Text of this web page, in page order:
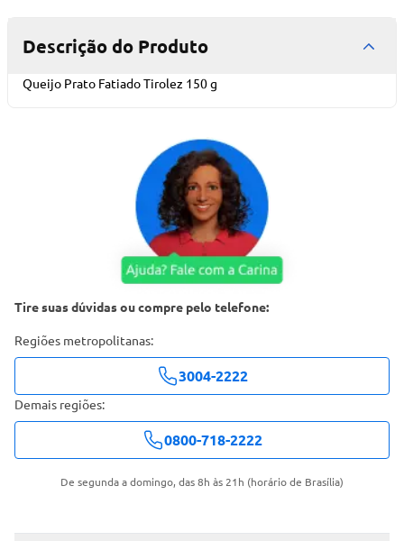
Descrição do Produto
Queijo Prato Fatiado Tirolez 150 g
Tire suas dúvidas ou compre pelo telefone:
Regiões metropolitanas:
3004-2222
Demais regiões:
0800-718-2222
De segunda a domingo, das 8h às 21h (horário de Brasília)